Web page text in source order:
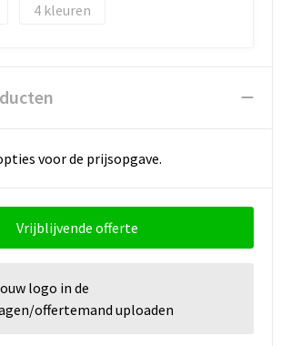
4
voor de prijsopgave.
Vrijblijvende offerte
logo in de
offertemand uploaden